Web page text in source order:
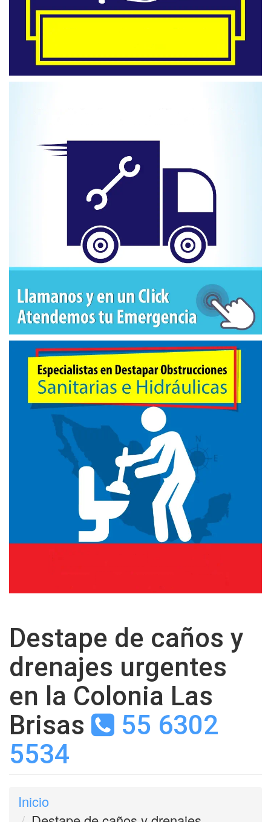
Destape de caños y
drenajes urgentes
en la Colonia Las
Brisas
55 6302
5534
Inicio